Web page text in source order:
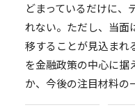
どまっているだけに、
れない。ただし、当面
移することが見込まれ
を金融政策の中心に据
か、今後の注目材料の